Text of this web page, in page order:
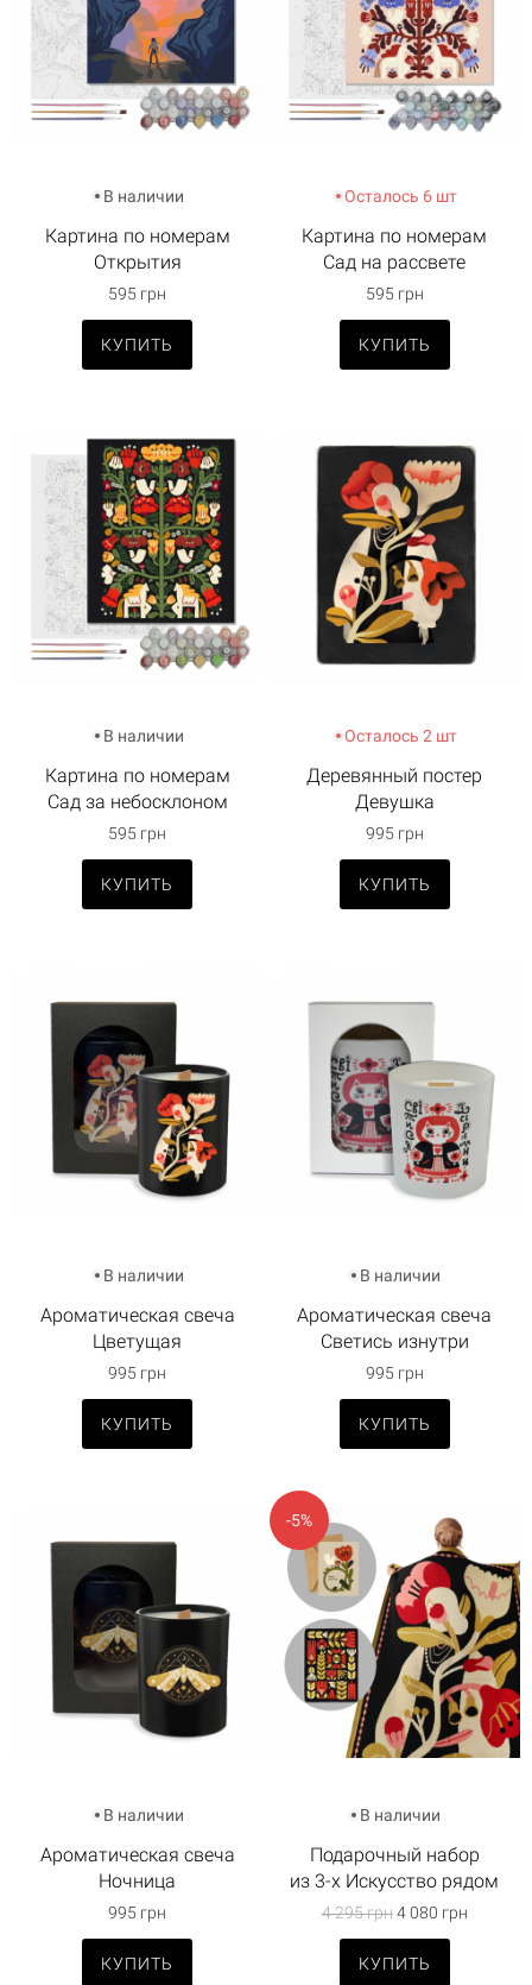
В наличии
Картина по номерам
Открытия
595 грн
КУПИТЬ
Осталось 6 шт
Картина по номерам
Сад на рассвете
595 грн
КУПИТЬ
В наличии
Картина по номерам
Сад за небосклоном
595 грн
КУПИТЬ
Осталось 2 шт
Деревянный постер
Девушка
995 грн
КУПИТЬ
В наличии
Ароматическая свеча
Цветущая
995 грн
КУПИТЬ
В наличии
Ароматическая свеча
Светись изнутри
995 грн
КУПИТЬ
В наличии
Ароматическая свеча
Ночница
995 грн
КУПИТЬ
-5%
В наличии
Подарочный набор
из 3-х Искусство рядом
4 295 грн4 080 грн
КУПИТЬ